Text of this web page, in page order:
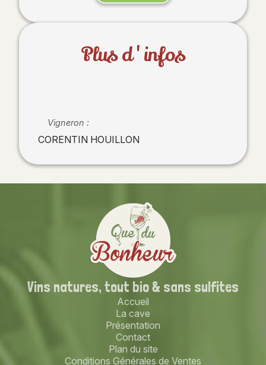
Plus d'infos
Vigneron :
CORENTIN HOUILLON
Vins natures, tout bio& sans sulfites
Accueil
La cave
Présentation
Contact
Plan du site
Conditions Générales de Ventes